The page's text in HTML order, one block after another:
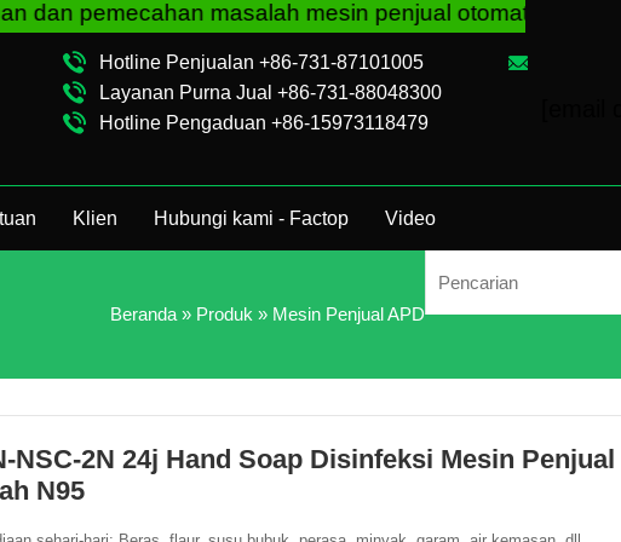
Hotline Penjualan +86-731-87101005
Layanan Purna Jual +86-731-88048300
Hotline Pengaduan +86-15973118479
Klien Hubungi kami - Factop Video
Beranda » Produk » Mesin Penjual APD
NSC-2N 24j Hand Soap Disinfeksi Mesin
N95
masalah mesin penjual otomatis tidak peduli Anda